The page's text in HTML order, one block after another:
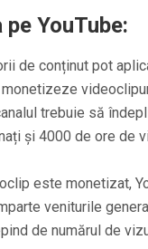
YouTube:
de conținut pot
trebuie să
și 4000 de ore de
este monetizat,
veniturile
de numărul de